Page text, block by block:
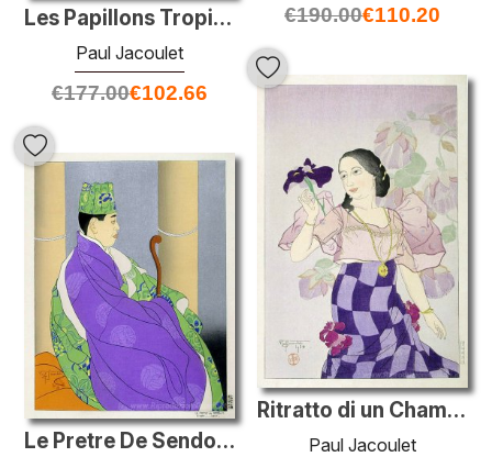
€190.00€110.20
Les Papillons Tropiques
Paul Jacoulet
€177.00€102.66
Ritratto di un Chamorro Woman - Viola
Paul Jacoulet
Le Pretre De Sendo-ji. Oiwake, Japon